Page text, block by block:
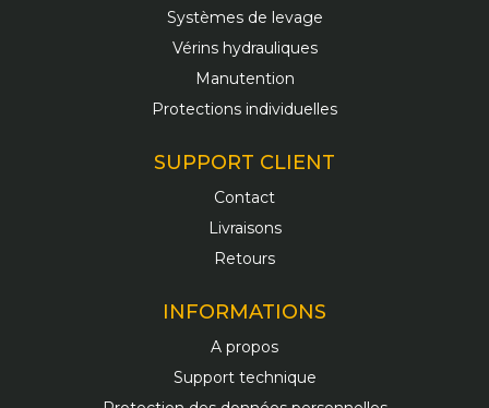
Systèmes de levage
Vérins hydrauliques
Manutention
Protections individuelles
SUPPORT CLIENT
Contact
Livraisons
Retours
INFORMATIONS
A propos
Support technique